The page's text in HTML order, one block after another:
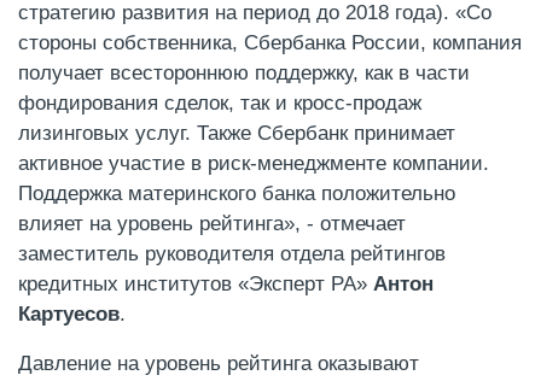
стратегию развития на период до 2018 года). «Со
стороны собственника, Сбербанка России, компания
получает всестороннюю поддержку, как в части
фондирования сделок, так и кросс-продаж
лизинговых услуг. Также Сбербанк принимает
активное участие в риск-менеджменте компании.
Поддержка материнского банка положительно
влияет на уровень рейтинга», - отмечает
заместитель руководителя отдела рейтингов
кредитных институтов «Эксперт РА» Антон
Картуесов.
Давление на уровень рейтинга оказывают